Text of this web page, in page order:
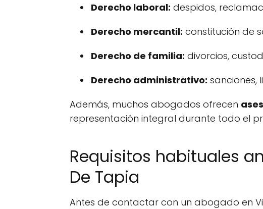
Derecho laboral: despidos,
Derecho mercantil: constitución de
Derecho de familia: divorcios,
Derecho administrativo: sanciones,
Además, muchos abogados ofrecen
representación integral durante todo el
Requisitos habituales
De Tapia
Antes de contactar con un abogado en